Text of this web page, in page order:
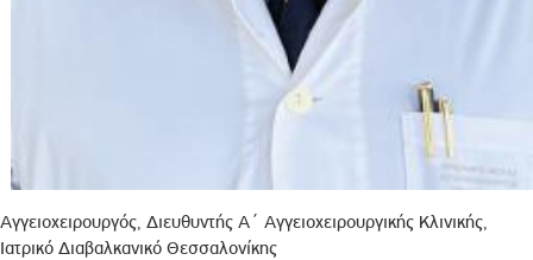
Αγγειοχειρουργός, Διευθυντής Α΄ Αγγειοχειρουργικής Κλινικής,
Ιατρικό Διαβαλκανικό Θεσσαλονίκης